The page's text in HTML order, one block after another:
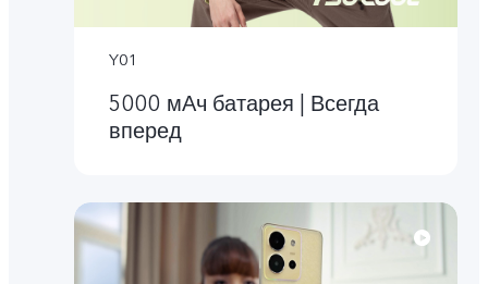
Y01
5000 мАч батарея | Всегда
вперед